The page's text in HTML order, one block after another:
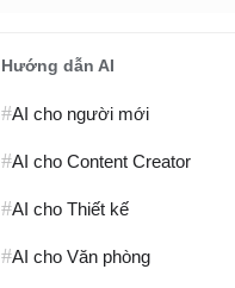
Hướng dẫn AI
#AI cho người mới
#AI cho Content Creator
#AI cho Thiết kế
#AI cho Văn phòng